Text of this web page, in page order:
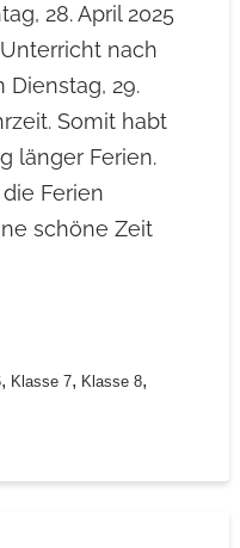
28. April 2025
nach
Dienstag, 29.
Somit habt
länger Ferien.
Ferien
schöne Zeit
, Klasse 7, Klasse 8,